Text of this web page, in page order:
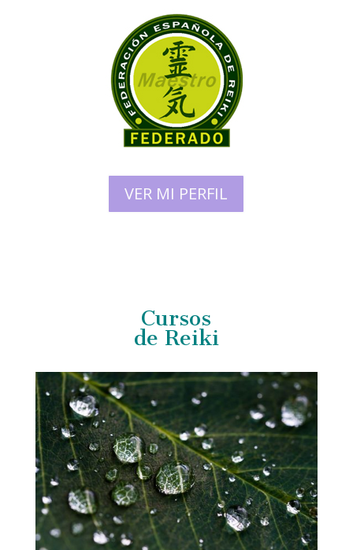
VER MI PERFIL
Cursos
de Reiki